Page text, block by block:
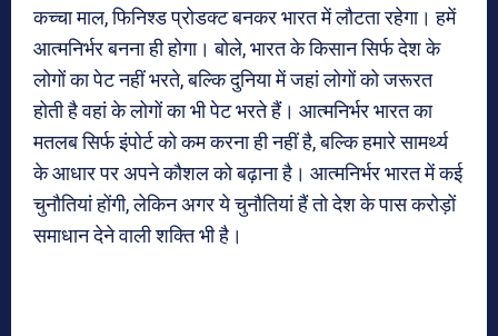
कच्चा माल, फिनिश्ड प्रोडक्ट बनकर भारत में लौटता रहेगा। हमें
आत्मनिर्भर बनना ही होगा। बोले, भारत के किसान सिर्फ देश के
लोगों का पेट नहीं भरते, बल्कि दुनिया में जहां लोगों को जरूरत
होती है वहां के लोगों का भी पेट भरते हैं। आत्मनिर्भर भारत का
मतलब सिर्फ इंपोर्ट को कम करना ही नहीं है, बल्कि हमारे सामर्थ्य
के आधार पर अपने कौशल को बढ़ाना है। आत्मनिर्भर भारत में कई
चुनौतियां होंगी, लेकिन अगर ये चुनौतियां हैं तो देश के पास करोड़ों
समाधान देने वाली शक्ति भी है।